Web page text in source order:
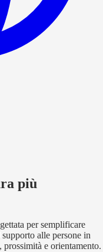
più
per semplificare
alle persone in
e orientamento.